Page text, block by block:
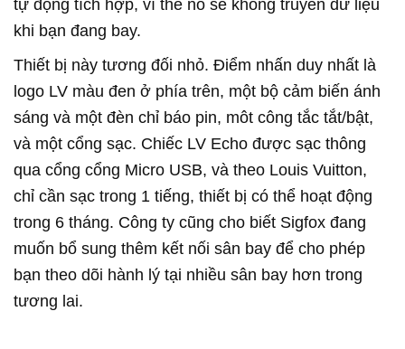
tự động tích hợp, vì thế nó sẽ không truyền dữ liệu
khi bạn đang bay.
Thiết bị này tương đối nhỏ. Điểm nhấn duy nhất là
logo LV màu đen ở phía trên, một bộ cảm biến ánh
sáng và một đèn chỉ báo pin, môt công tắc tắt/bật,
và một cổng sạc. Chiếc LV Echo được sạc thông
qua cổng cổng Micro USB, và theo Louis Vuitton,
chỉ cần sạc trong 1 tiếng, thiết bị có thể hoạt động
trong 6 tháng. Công ty cũng cho biết Sigfox đang
muốn bổ sung thêm kết nối sân bay để cho phép
bạn theo dõi hành lý tại nhiều sân bay hơn trong
tương lai.